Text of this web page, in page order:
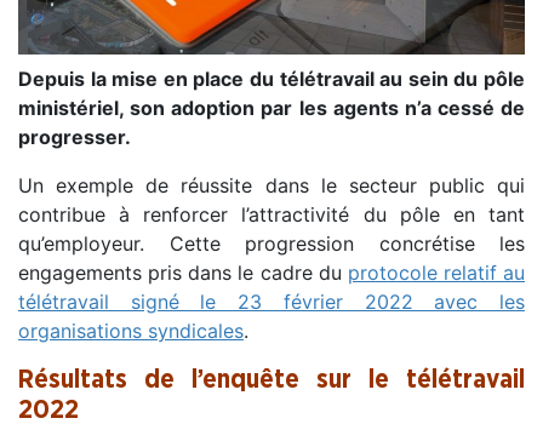
Depuis la mise en place du télétravail au sein du pôle
ministériel, son adoption par les agents n’a cessé de
progresser.
Un exemple de réussite dans le secteur public qui
contribue à renforcer l’attractivité du pôle en tant
qu’employeur. Cette progression concrétise les
engagements pris dans le cadre du protocole relatif au
télétravail signé le 23 février 2022 avec les
organisations syndicales.
Résultats de l’enquête sur le télétravail
2022